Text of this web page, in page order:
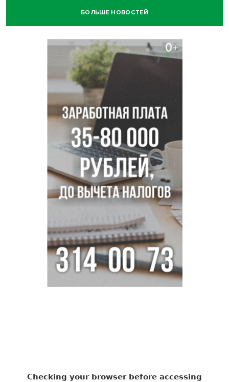
500 литров ухи сварили новосибирцам на
Под Новосибирском двое пострадали в ДТП с
перевернувшейся «ГАЗелью»
Легендарный хоккеист Тарасенко вернулся к брату в
Новосибирск
Новосибирец подарил «боевую десятку» для эвакуации
БОЛЬШЕ НОВОСТЕЙ